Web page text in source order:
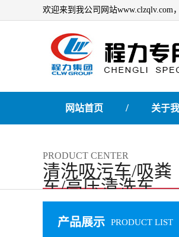
欢迎来到我公司网站www.clzqlv.com
网站首页 / 关于我
PRODUCT CENTER
清洗吸污车/吸粪
车/高压清洗车
产品展示 PRODUCT LIST